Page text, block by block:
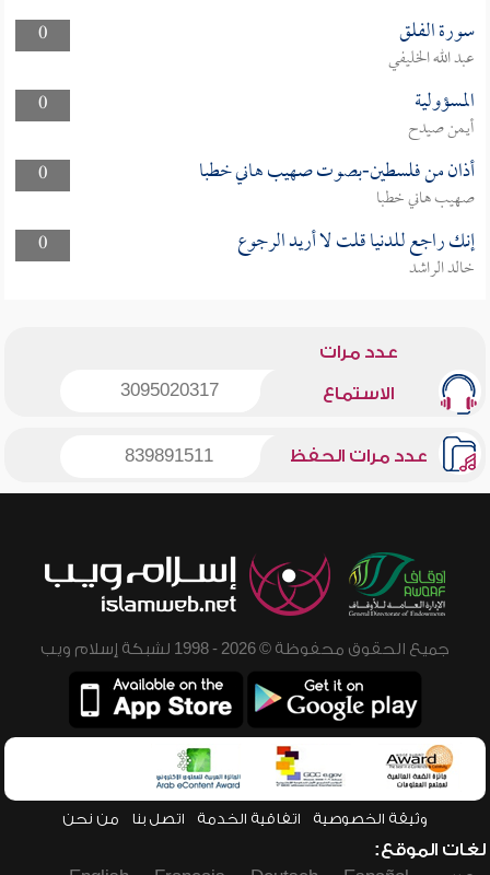
0
سورة الفلق
عبد الله الخليفي
0
المسؤولية
أيمن صيدح
0
أذان من فلسطين-بصوت صهيب هاني خطبا
صهيب هاني خطبا
0
إنك راجع للدنيا قلت لا أريد الرجوع
خالد الراشد
عدد مرات
الاستماع 3095020317
عدد مرات الحفظ 839891511
جميع الحقوق محفوظة © 2026 - 1998 لشبكة إسلام ويب
وثيقة الخصوصية اتفاقية الخدمة اتصل بنا من نحن
لغات الموقع: